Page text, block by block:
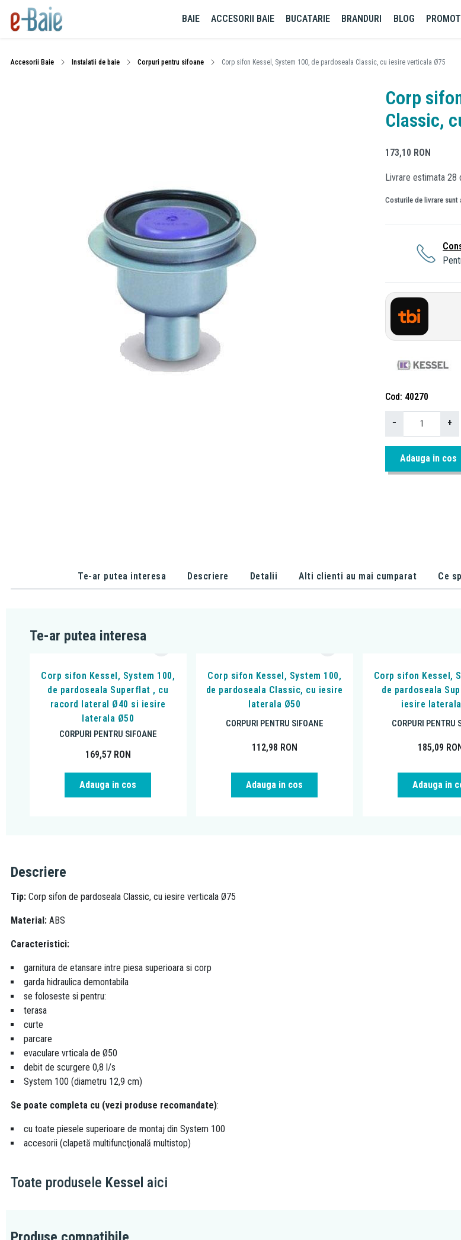
BAIE ACCESORII BAIE BUCATARIE BRANDURI BLOG
Accesorii Baie Instalatii de baie Corpuri pentru sifoane Corp sifon Kessel, System 100, de pardoseala Classic, cu iesire verticala Ø75
Corp
Classic,
173,10 RON
Livrare estimata 28
Costurile de livrare sunt
Cod 40270
− +
Adauga in cos
Te-ar putea interesa Descriere Detalii Alti clienti au mai cumparat Ce
Te-ar putea interesa
Corp sifon Kessel, System 100,
de pardoseala Superflat , cu
racord lateral Ø40 si iesire
laterala Ø50
CORPURI PENTRU SIFOANE
169,57 RON
Adauga in cos
Corp sifon Kessel, System 100,
de pardoseala Classic, cu iesire
laterala Ø50
CORPURI PENTRU SIFOANE
112,98 RON
Adauga in cos
Corp sifon Kessel,
de pardoseala
iesire
CORPURI PENTRU
185,09 RON
Adauga in
Descriere
Tip: Corp sifon de pardoseala Classic, cu iesire verticala Ø75
Material: ABS
Caracteristici:
garnitura de etansare intre piesa superioara si corp
garda hidraulica demontabila
se foloseste si pentru:
terasa
curte
parcare
evaculare vrticala de Ø50
debit de scurgere 0,8 l/s
System 100 (diametru 12,9 cm)
Se poate completa cu (vezi produse recomandate):
cu toate piesele superioare de montaj din System 100
accesorii (clapetă multifuncţională multistop)
Toate produsele Kessel aici